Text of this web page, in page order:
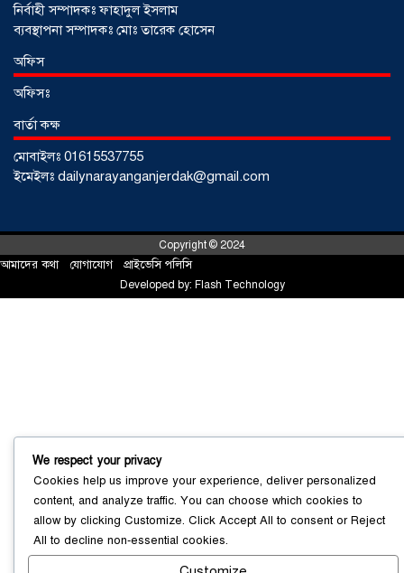
শর্টগান
০৩ আগস্ট ২০২৬
সোনারগাঁয়ে পরিত্যক্ত উন্নয়ন প্রকল্প:
ঠিকাদারের গাফিলতি নাকি তদারকির অভাব
০২ আগস্ট ২০২৬
নির্বাহী সম্পাদকঃ ফাহাদুল ইসলাম
ব্যবস্থাপনা সম্পাদকঃ মোঃ তারেক হোসেন
অফিস
অফিসঃ
বার্তা কক্ষ
মোবাইলঃ 01615537755
ইমেইলঃ dailynarayanganjerdak@gmail.com
Copyright © 2024
আমাদের কথা যোগাযোগ প্রাইভেসি পলিসি
Developed by: Flash Technology
We respect your privacy
Cookies help us improve your experience, deliver personalized
content, and analyze traffic. You can choose which cookies to
allow by clicking Customize. Click Accept All to consent orReject
All to decline non-essential cookies.